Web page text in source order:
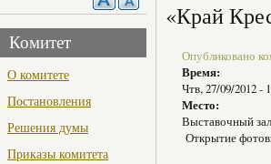
Комитет
О комитете
Постановления
Решения думы
Приказы комитета
«Край
Опубликовано
Время:
Чтв, 27/09/2012 -
Место:
Выставочный зал
Открытие